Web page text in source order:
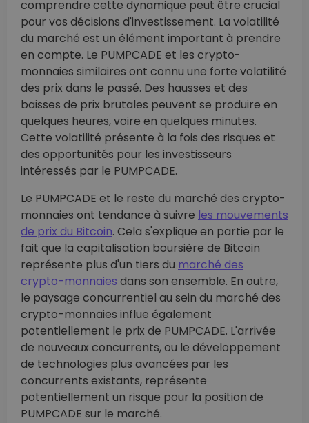
comprendre cette dynamique peut être crucial
pour vos décisions d'investissement. La volatilité
du marché est un élément important à prendre
en compte. Le PUMPCADE et les crypto-
monnaies similaires ont connu une forte volatilité
des prix dans le passé. Des hausses et des
baisses de prix brutales peuvent se produire en
quelques heures, voire en quelques minutes.
Cette volatilité présente à la fois des risques et
des opportunités pour les investisseurs
intéressés par le PUMPCADE.
Le PUMPCADE et le reste du marché des crypto-
monnaies ont tendance à suivre les mouvements
de prix du Bitcoin. Cela s'explique en partie par le
fait que la capitalisation boursière de Bitcoin
représente plus d'un tiers du marché des
crypto-monnaies dans son ensemble. En outre,
le paysage concurrentiel au sein du marché des
crypto-monnaies influe également
potentiellement le prix de PUMPCADE. L'arrivée
de nouveaux concurrents, ou le développement
de technologies plus avancées par les
concurrents existants, représente
potentiellement un risque pour la position de
PUMPCADE sur le marché.